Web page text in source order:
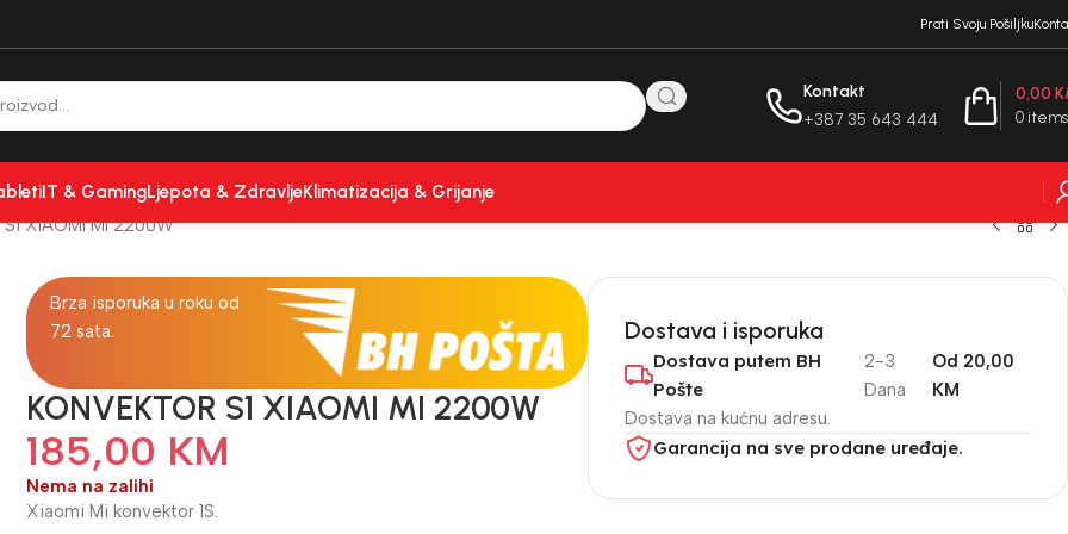
Prati Svoju Pošiljku
Kontakt
+387 35 643 444 0 items
0,00
IT & GamingLjepota & ZdravljeKlimatizacija & Grijanje
XIAOMI MI 2200W
Brza isporuka u roku od
72 sata.
KONVEKTOR S1 XIAOMI MI 2200W
185,00 KM
Nema na zalihi
Xiaomi Mi konvektor 1S.
Dostava i isporuka
Dostava putem BH
Pošte
Dostava na kućnu adresu.
2-3
Dana
Od 20,00
KM
Garancija na sve prodane uređaje.